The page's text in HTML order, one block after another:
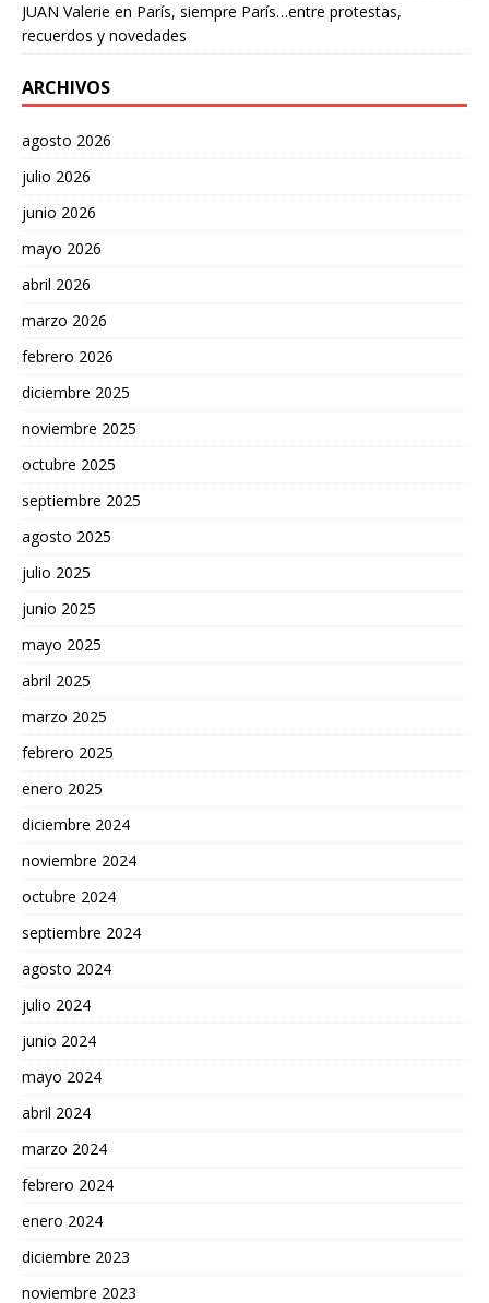
JUAN Valerie en París, siempre París…entre protestas,
recuerdos y novedades
ARCHIVOS
agosto 2026
julio 2026
junio 2026
mayo 2026
abril 2026
marzo 2026
febrero 2026
diciembre 2025
noviembre 2025
octubre 2025
septiembre 2025
agosto 2025
julio 2025
junio 2025
mayo 2025
abril 2025
marzo 2025
febrero 2025
enero 2025
diciembre 2024
noviembre 2024
octubre 2024
septiembre 2024
agosto 2024
julio 2024
junio 2024
mayo 2024
abril 2024
marzo 2024
febrero 2024
enero 2024
diciembre 2023
noviembre 2023